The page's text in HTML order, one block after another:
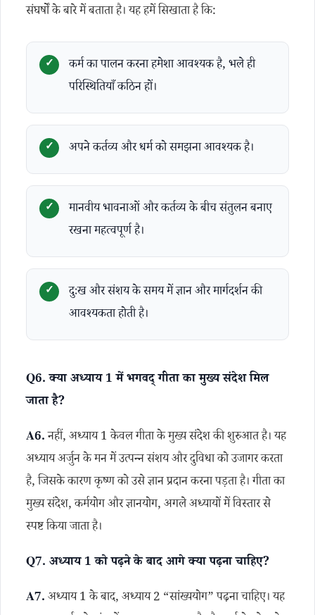
संघर्षों के बारे में बताता है। यह हमें सिखाता है कि:
कर्म का पालन करना हमेशा आवश्यक है, भले ही
परिस्थितियाँ कठिन हों।
अपने कर्तव्य और धर्म को समझना आवश्यक है।
मानवीय भावनाओं और कर्तव्य के बीच संतुलन बनाए
रखना महत्वपूर्ण है।
दुःख और संशय के समय में ज्ञान और मार्गदर्शन की
आवश्यकता होती है।
Q6. क्या अध्याय 1 में भगवद् गीता का मुख्य संदेश मिल
जाता है?
A6.नहीं, अध्याय 1 केवल गीता के मुख्य संदेश की शुरुआत है। यह
अध्याय अर्जुन के मन में उत्पन्न संशय और दुविधा को उजागर करता
है, जिसके कारण कृष्ण को उसे ज्ञान प्रदान करना पड़ता है। गीता का
मुख्य संदेश, कर्मयोग और ज्ञानयोग, अगले अध्यायों में विस्तार से
स्पष्ट किया जाता है।
Q7. अध्याय 1 को पढ़ने के बाद आगे क्या पढ़ना चाहिए?
A7.अध्याय 1 के बाद, अध्याय 2 “सांख्ययोग” पढ़ना चाहिए। यह